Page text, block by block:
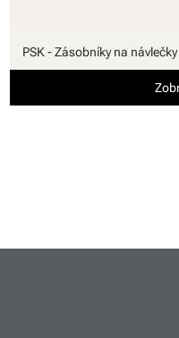
PSK - Zásobníky na návlečky